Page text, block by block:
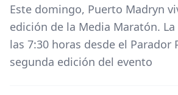
Este domingo, Puerto Madryn
edición de la Media Maratón.
las 7:30 horas desde el Parador
segunda edición del evento